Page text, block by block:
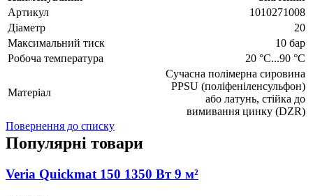
Артикул
1010271008
Діаметр
20
Максимальний тиск
10 бар
Робоча температура
20 °C...90 °C
Матеріал
Сучасна полімерна сировина
PPSU (поліфеніленсульфон)
або латунь, стійка до
вимивання цинку (DZR)
Повернення до списку
Популярні товари
Veria Quickmat 150 1350 Вт 9 м²